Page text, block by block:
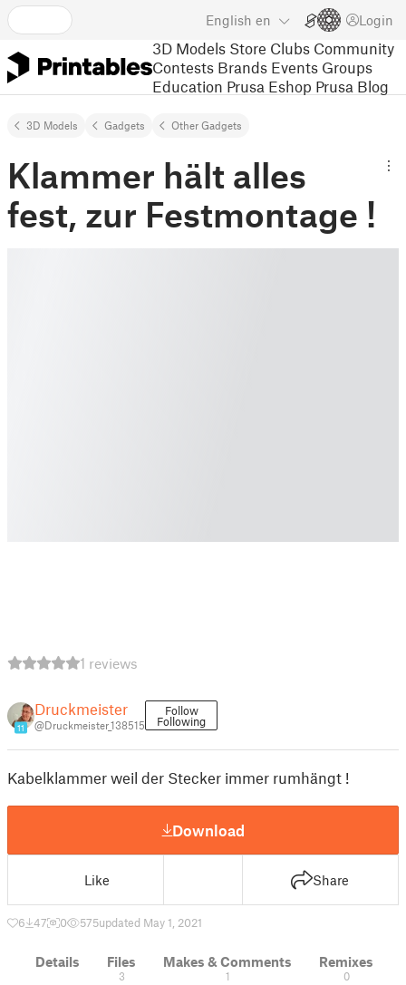
English en Login
3D Models Store Clubs Community
Contests Brands Events Groups
Education Prusa Eshop Prusa Blog
3D Models Gadgets Other Gadgets
Klammer hält alles
fest, zur Festmontage !
1 reviews
11
Druckmeister
@Druckmeister_138515
Follow
Following
Kabelklammer weil der Stecker immer rumhängt !
Download
Like Share
6 47 0 575updated May 1, 2021
Details Files
3
Makes & Comments
1
Remixes
0